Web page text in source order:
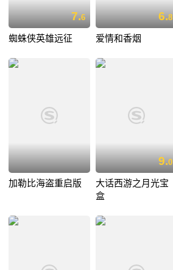
7.6
蜘蛛侠英雄远征
6.8
爱情和香烟
加勒比海盗重启版
9.0
大话西游之月光宝
盒